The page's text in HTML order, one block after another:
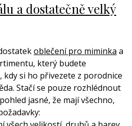
a dostatečně velký
oblečení pro miminka a
který budete
si ho přivezete z porodnice
Stačí se pouze rozhlédnout
jasné, že mají všechno,